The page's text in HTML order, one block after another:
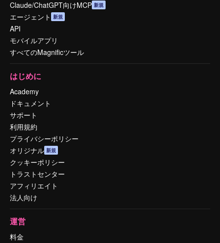
Claude/ChatGPT向けMCP 新規
エージェント 新規
API
モバイルアプリ
すべてのMagnificツール
はじめに
Academy
ドキュメント
サポート
利用規約
プライバシーポリシー
オリジナル 新規
クッキーポリシー
トラストセンター
アフィリエイト
法人向け
運営
料金